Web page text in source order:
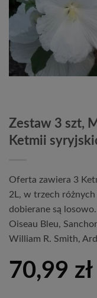
Zestaw 3 szt,
Ketmii
Oferta zawiera 3
2L, w trzech
dobierane są
Oiseau Bleu,
William R. Smith,
70,99 zł